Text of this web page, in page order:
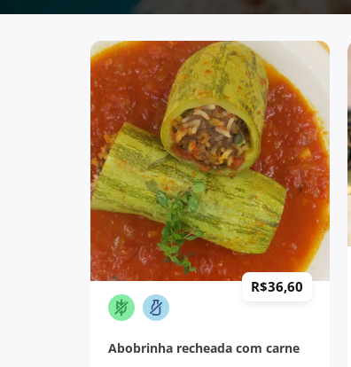
+
Abobrinha recheada com carne
R$36,60